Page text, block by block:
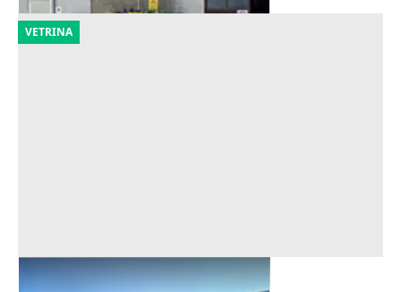
VETRINA
Asta Laboratorio al piano terra